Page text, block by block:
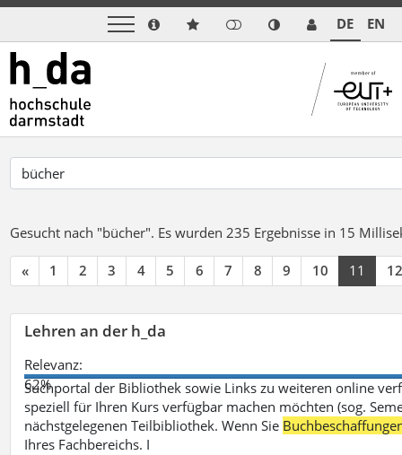
DE EN
Gesucht nach "bücher". Es wurden 235 Ergebnisse in 15
« 1 2 3 4 5 6 7 8 9 10 11 12
Lehren an der h_da
Relevanz:
62%
Suchportal der Bibliothek sowie Links zu weiteren online
speziell für Ihren Kurs verfügbar machen möchten (sog.
nächstgelegenen Teilbibliothek. Wenn Sie
Ihres Fachbereichs. I